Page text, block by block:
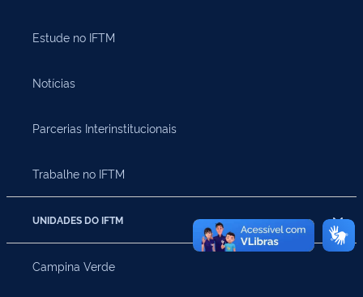
Estude no IFTM
Notícias
Parcerias Interinstitucionais
Trabalhe no IFTM
UNIDADES DO IFTM
Campina Verde